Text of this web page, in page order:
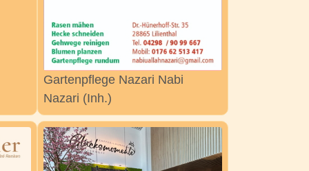
Gartenpflege Nazari Nabi
Nazari (Inh.)